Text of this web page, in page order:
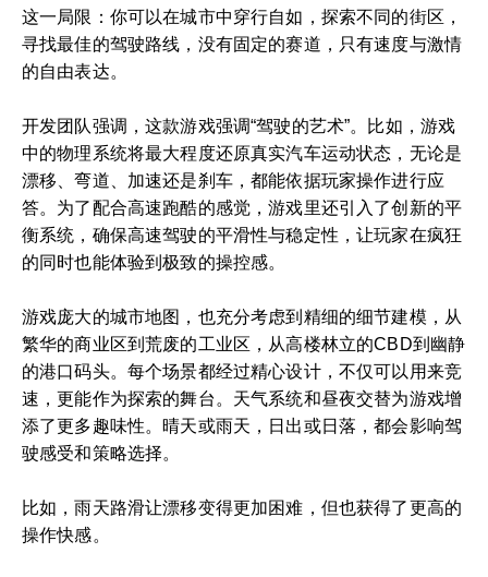
这一局限：你可以在城市中穿行自如，探索不同的街区，
寻找最佳的驾驶路线，没有固定的赛道，只有速度与激情
的自由表达。
开发团队强调，这款游戏强调“驾驶的艺术”。比如，游戏
中的物理系统将最大程度还原真实汽车运动状态，无论是
漂移、弯道、加速还是刹车，都能依据玩家操作进行应
答。为了配合高速跑酷的感觉，游戏里还引入了创新的平
衡系统，确保高速驾驶的平滑性与稳定性，让玩家在疯狂
的同时也能体验到极致的操控感。
游戏庞大的城市地图，也充分考虑到精细的细节建模，从
繁华的商业区到荒废的工业区，从高楼林立的CBD到幽静
的港口码头。每个场景都经过精心设计，不仅可以用来竞
速，更能作为探索的舞台。天气系统和昼夜交替为游戏增
添了更多趣味性。晴天或雨天，日出或日落，都会影响驾
驶感受和策略选择。
比如，雨天路滑让漂移变得更加困难，但也获得了更高的
操作快感。